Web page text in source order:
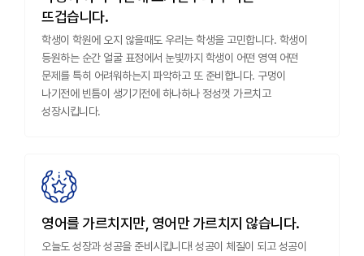
뜨겁습니다.
학생이 학원에 오지 않을때도 우리는 학생을 고민합니다. 학생이
등원하는 순간 얼굴 표정에서 눈빛까지 학생이 어떤 영역 어떤
문제를 특히 어려워하는지 파악하고 또 준비합니다. 구멍이
나기전에 빈틈이 생기기전에 하나하나 정성껏 가르치고
성장시킵니다.
영어를 가르치지만, 영어만 가르치지 않습니다.
오늘도 성장과 성공을 준비시킵니다! 성공이 체질이 되고 성공이